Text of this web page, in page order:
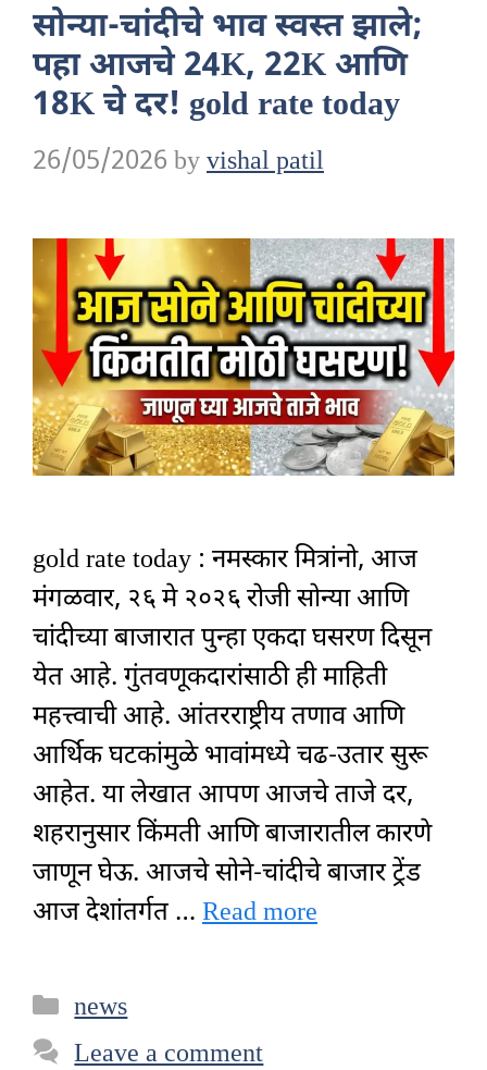
सोन्या-चांदीचे भाव स्वस्त झाले;
पहा आजचे 24K, 22K आणि
18K चे दर! gold rate today
26/05/2026 byvishal patil
gold rate today : नमस्कार मित्रांनो, आज
मंगळवार, २६ मे २०२६ रोजी सोन्या आणि
चांदीच्या बाजारात पुन्हा एकदा घसरण दिसून
येत आहे. गुंतवणूकदारांसाठी ही माहिती
महत्त्वाची आहे. आंतरराष्ट्रीय तणाव आणि
आर्थिक घटकांमुळे भावांमध्ये चढ-उतार सुरू
आहेत. या लेखात आपण आजचे ताजे दर,
शहरानुसार किंमती आणि बाजारातील कारणे
जाणून घेऊ. आजचे सोने-चांदीचे बाजार ट्रेंड
आज देशांतर्गत … Read more
Categories
news
Leave a comment